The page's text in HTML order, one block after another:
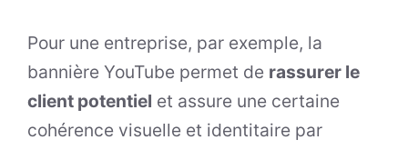
Pour une entreprise, par exemple, la
bannière YouTube permet de rassurer le
client potentiel et assure une certaine
cohérence visuelle et identitaire par